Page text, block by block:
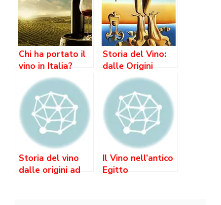
Chi ha portato il
vino in Italia?
Storia del Vino:
dalle Origini
Preistoriche
all’Italia
Contemporanea
Storia del vino
dalle origini ad
Il Vino nell’antico
Egitto